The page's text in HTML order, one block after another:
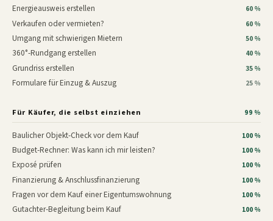
Energieausweis erstellen 60 %
Verkaufen oder vermieten? 60 %
Umgang mit schwierigen Mietern 50 %
360°-Rundgang erstellen 40 %
Grundriss erstellen 35 %
Formulare für Einzug & Auszug 25 %
Für Käufer, die selbst einziehen 99 %
Baulicher Objekt-Check vor dem Kauf 100 %
Budget-Rechner: Was kann ich mir leisten? 100 %
Exposé prüfen 100 %
Finanzierung & Anschlussfinanzierung 100 %
Fragen vor dem Kauf einer Eigentumswohnung 100 %
Gutachter-Begleitung beim Kauf 100 %